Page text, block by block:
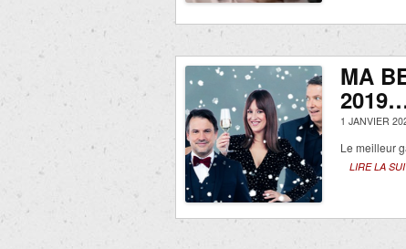
MA
1 JANVIER
Le meilleur
LIRE LA